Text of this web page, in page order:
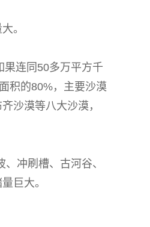
。
果连同50多万平方千
积的80%，主要沙漠
沙漠等八大沙漠，
冲刷槽、古河谷、
巨大。